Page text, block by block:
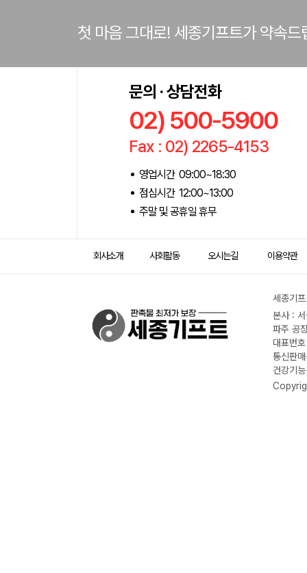
첫 마음 그대로! 세종기프트가 약속드
문의 · 상담전화
02) 500-5900
Fax : 02) 2265-4153
영업시간 09:00~18:30
점심시간 12:00~13:00
주말 및 공휴일 휴무
회사소개 사회활동 오시는길 이용약관
세종기
본사 :
파주 공
대표번
통신판
건강기